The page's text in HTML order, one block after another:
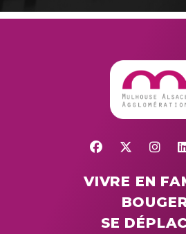
VIVRE EN
SE